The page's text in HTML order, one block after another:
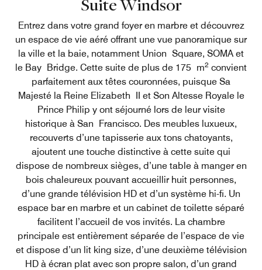
Entrez dans votre grand foyer en marbre et découvrez
un espace de vie aéré offrant une vue panoramique sur
la ville et la baie, notamment Union Square, SOMA et
le Bay Bridge. Cette suite de plus de 175 m2 convient
parfaitement aux têtes couronnées, puisque Sa
Majesté la Reine Elizabeth II et Son Altesse Royale le
Prince Philip y ont séjourné lors de leur visite
historique à San Francisco. Des meubles luxueux,
recouverts d’une tapisserie aux tons chatoyants,
ajoutent une touche distinctive à cette suite qui
dispose de nombreux sièges, d’une table à manger en
bois chaleureux pouvant accueillir huit personnes,
d’une grande télévision HD et d’un système hi-fi. Un
espace bar en marbre et un cabinet de toilette séparé
facilitent l’accueil de vos invités. La chambre
principale est entièrement séparée de l’espace de vie
et dispose d’un lit king size, d’une deuxième télévision
HD à écran plat avec son propre salon, d’un grand